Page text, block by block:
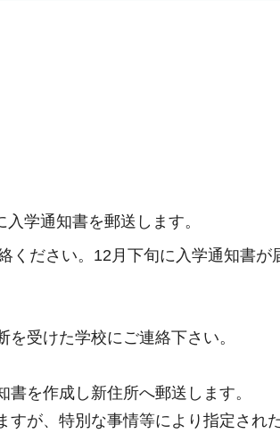
学通知書を郵送します。
ください。12月下旬に入学通知書が
受けた学校にご連絡下さい。
を作成し新住所へ郵送します。
が、特別な事情等により指定され